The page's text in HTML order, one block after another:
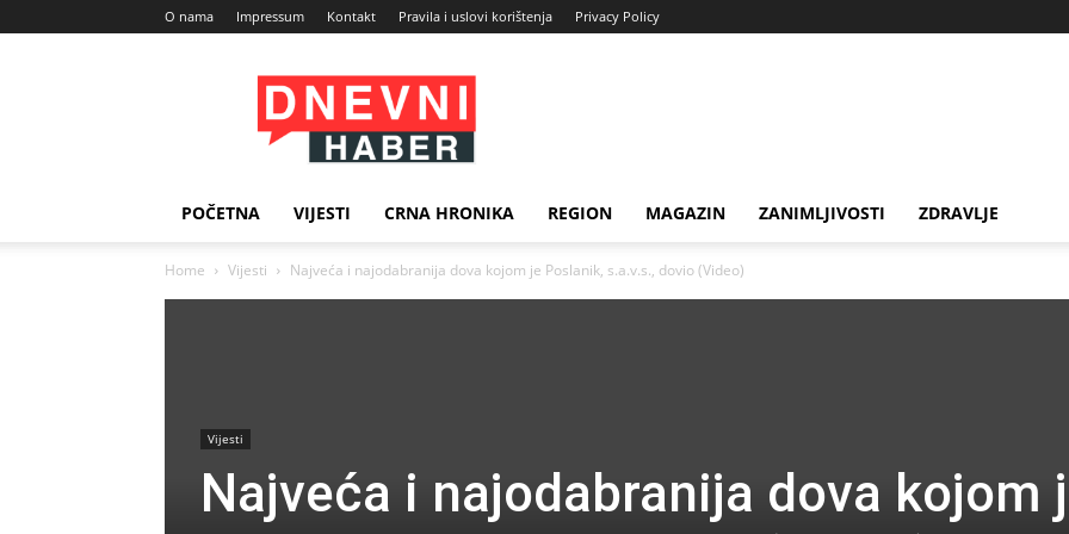
O nama Impressum Kontakt Pravila i uslovi korištenja Privacy Policy
Dnevni
Haber
POČETNA VIJESTI CRNA HRONIKA REGION MAGAZIN ZANIMLJIVOSTI ZDRAVLJE
Home Vijesti Najveća i najodabranija dova kojom je Poslanik, s.a.v.s., dovio (Video)
Vijesti
Najveća i najodabranija dova kojom